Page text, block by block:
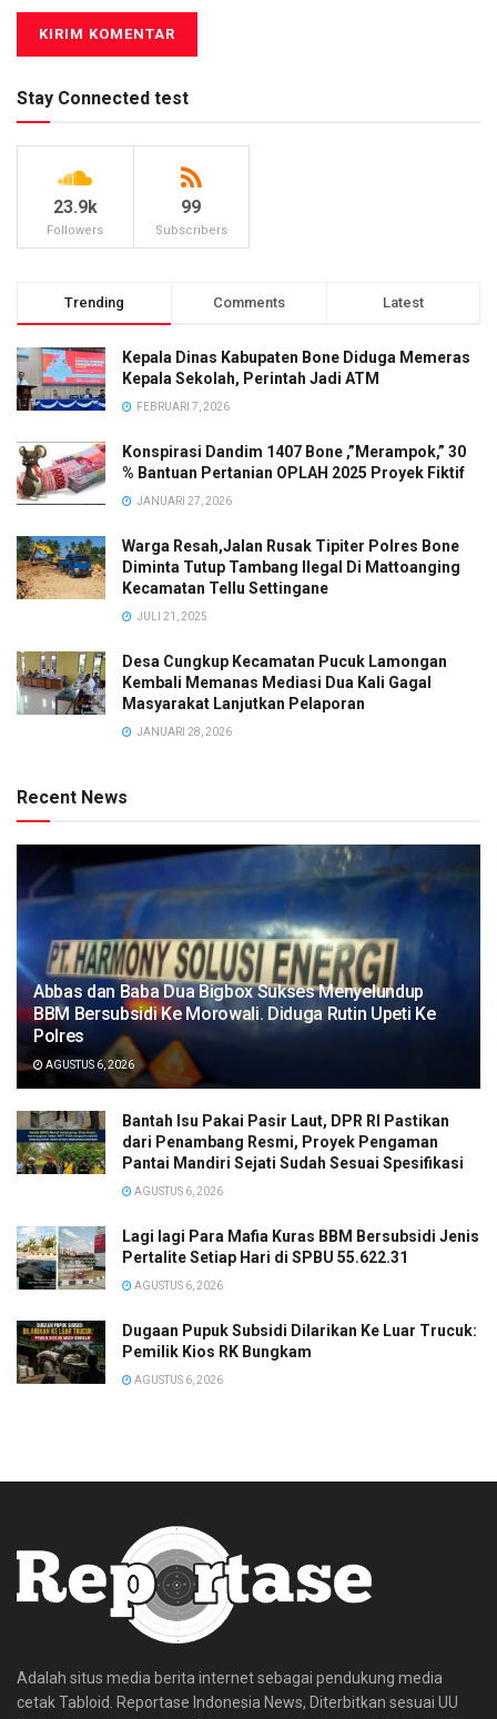
Stay Connected test
23.9k
Followers
99
Subscribers
Trending Comments Latest
Kepala Dinas Kabupaten Bone Diduga Memeras
Kepala Sekolah, Perintah Jadi ATM
FEBRUARI 7, 2026
Konspirasi Dandim 1407 Bone ,”Merampok,” 30
% Bantuan Pertanian OPLAH 2025 Proyek Fiktif
JANUARI 27, 2026
Warga Resah,Jalan Rusak Tipiter Polres Bone
Diminta Tutup Tambang Ilegal Di Mattoanging
Kecamatan Tellu Settingane
JULI 21, 2025
Desa Cungkup Kecamatan Pucuk Lamongan
Kembali Memanas Mediasi Dua Kali Gagal
Masyarakat Lanjutkan Pelaporan
JANUARI 28, 2026
Recent News
Abbas dan Baba Dua Bigbox Sukses Menyelundup
BBM Bersubsidi Ke Morowali. Diduga Rutin Upeti Ke
Polres
AGUSTUS 6, 2026
Bantah Isu Pakai Pasir Laut, DPR RI Pastikan
dari Penambang Resmi, Proyek Pengaman
Pantai Mandiri Sejati Sudah Sesuai Spesifikasi
AGUSTUS 6, 2026
Lagi lagi Para Mafia Kuras BBM Bersubsidi Jenis
Pertalite Setiap Hari di SPBU 55.622.31
AGUSTUS 6, 2026
‎Dugaan Pupuk Subsidi Dilarikan Ke Luar Trucuk:
Pemilik Kios RK Bungkam
AGUSTUS 6, 2026
Adalah situs media berita internet sebagai pendukung media
cetak Tabloid. Reportase Indonesia News, Diterbitkan sesuai UU